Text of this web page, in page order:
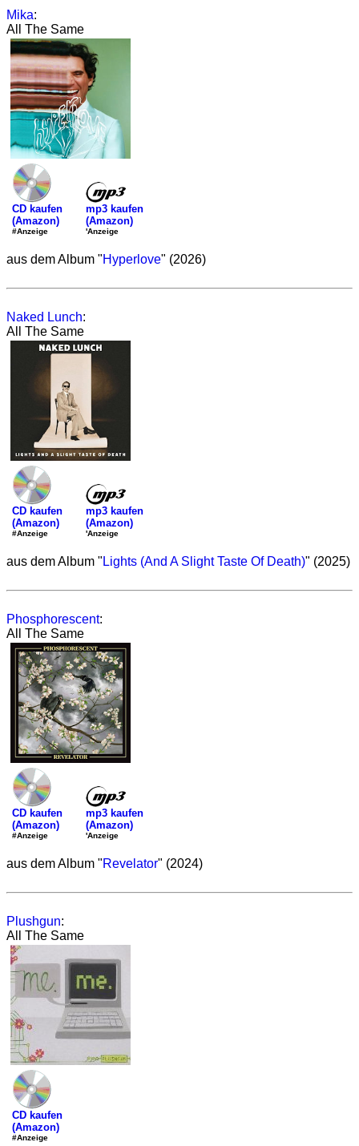
Mika:
All The Same
CD kaufen
(Amazon)
#Anzeige
mp3 kaufen
(Amazon)
'Anzeige
aus dem Album "Hyperlove" (2026)
Naked Lunch:
All The Same
CD kaufen
(Amazon)
#Anzeige
mp3 kaufen
(Amazon)
'Anzeige
aus dem Album " Lights (And A Slight Taste Of Death)" (2025)
Phosphorescent:
All The Same
CD kaufen
(Amazon)
#Anzeige
mp3 kaufen
(Amazon)
'Anzeige
aus dem Album "Revelator" (2024)
Plushgun:
All The Same
CD kaufen
(Amazon)
#Anzeige